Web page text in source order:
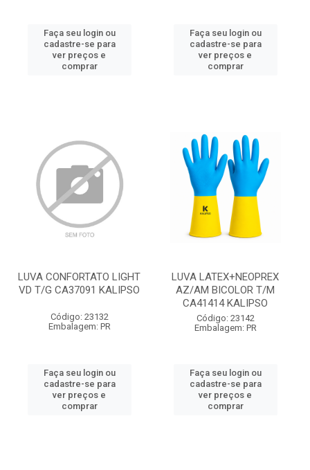
Faça seu login ou
cadastre-se para
ver preços e
comprar
Faça seu login ou
cadastre-se para
ver preços e
comprar
LUVA CONFORTATO LIGHT
VD T/G CA37091 KALIPSO
Código: 23132
Embalagem: PR
Faça seu login ou
cadastre-se para
ver preços e
comprar
LUVA LATEX+NEOPREX
AZ/AM BICOLOR T/M
CA41414 KALIPSO
Código: 23142
Embalagem: PR
Faça seu login ou
cadastre-se para
ver preços e
comprar